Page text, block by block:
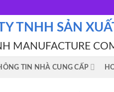
TNHH SẢN
MANUFACTURE
TIN NHÀ CUNG CẤP